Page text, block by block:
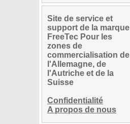
Site de service et
support de la marque
FreeTec Pour les
zones de
commercialisation de
l'Allemagne, de
l'Autriche et de la
Suisse
Confidentialité
A propos de nous